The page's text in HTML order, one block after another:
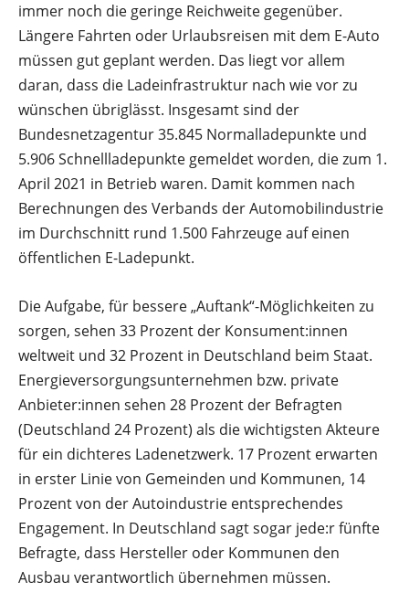
immer noch die geringe Reichweite gegenüber.
Längere Fahrten oder Urlaubsreisen mit dem E-Auto
müssen gut geplant werden. Das liegt vor allem
daran, dass die Ladeinfrastruktur nach wie vor zu
wünschen übriglässt. Insgesamt sind der
Bundesnetzagentur 35.845 Normalladepunkte und
5.906 Schnellladepunkte gemeldet worden, die zum 1.
April 2021 in Betrieb waren. Damit kommen nach
Berechnungen des Verbands der Automobilindustrie
im Durchschnitt rund 1.500 Fahrzeuge auf einen
öffentlichen E-Ladepunkt.
Die Aufgabe, für bessere „Auftank“-Möglichkeiten zu
sorgen, sehen 33 Prozent der Konsument:innen
weltweit und 32 Prozent in Deutschland beim Staat.
Energieversorgungsunternehmen bzw. private
Anbieter:innen sehen 28 Prozent der Befragten
(Deutschland 24 Prozent) als die wichtigsten Akteure
für ein dichteres Ladenetzwerk. 17 Prozent erwarten
in erster Linie von Gemeinden und Kommunen, 14
Prozent von der Autoindustrie entsprechendes
Engagement. In Deutschland sagt sogar jede:r fünfte
Befragte, dass Hersteller oder Kommunen den
Ausbau verantwortlich übernehmen müssen.